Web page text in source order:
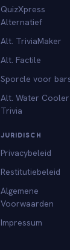
QuizXpress
Alternatief
Alt. TriviaMaker
Alt. Factile
Sporcle voor
Alt. Water Cooler
Trivia
JURIDISCH
Privacybeleid
Restitutiebeleid
Algemene
Voorwaarden
Impressum